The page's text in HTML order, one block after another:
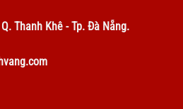
Thanh Khê - Tp. Đà Nẵng.